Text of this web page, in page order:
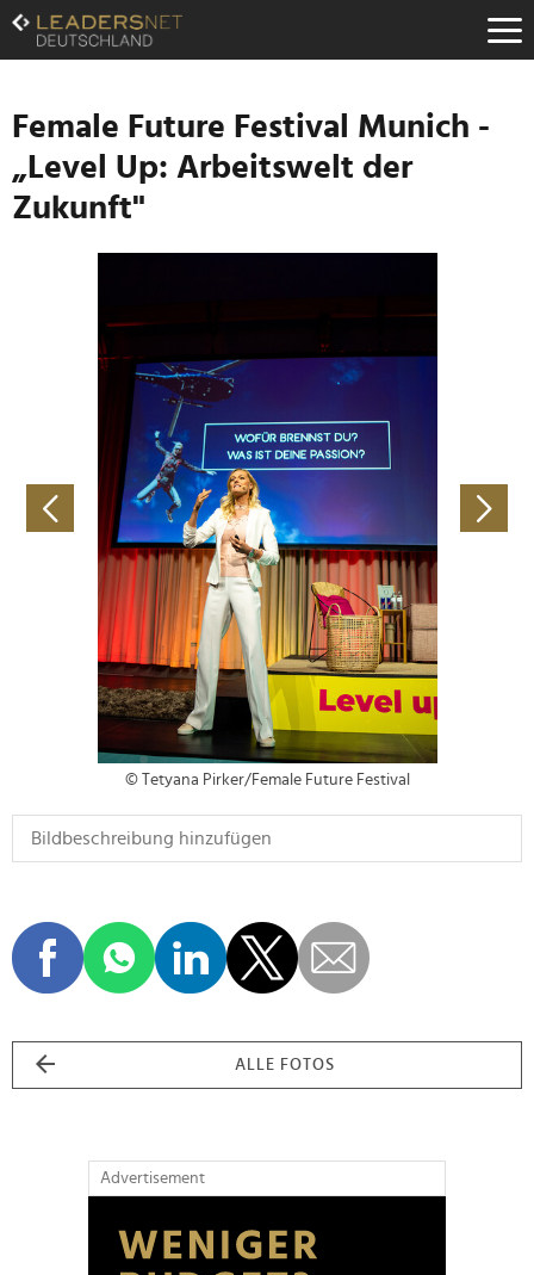
Zum
Inhalt
Zur
Navigation
Zur
Hauptnavigation
Female Future Festival Munich -
„Level Up: Arbeitswelt der
Zukunft"
© Tetyana Pirker/Female Future Festival
ALLE FOTOS
Advertisement